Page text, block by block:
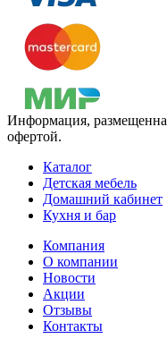
Информация,
офертой.
Каталог
Детская мебель
Домашний кабинет
Кухня и бар
Компания
О компании
Новости
Акции
Отзывы
Контакты